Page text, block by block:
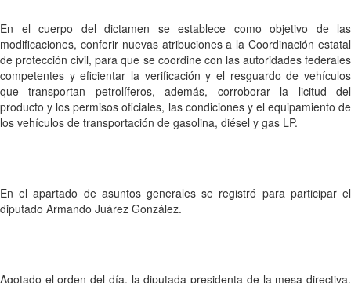
En el cuerpo del dictamen se establece como objetivo de las
modificaciones, conferir nuevas atribuciones a la Coordinación estatal
de protección civil, para que se coordine con las autoridades federales
competentes y eficientar la verificación y el resguardo de vehículos
que transportan petrolíferos, además, corroborar la licitud del
producto y los permisos oficiales, las condiciones y el equipamiento de
los vehículos de transportación de gasolina, diésel y gas LP.
En el apartado de asuntos generales se registró para participar el
diputado Armando Juárez González.
Agotado el orden del día, la diputada presidenta de la mesa directiva,